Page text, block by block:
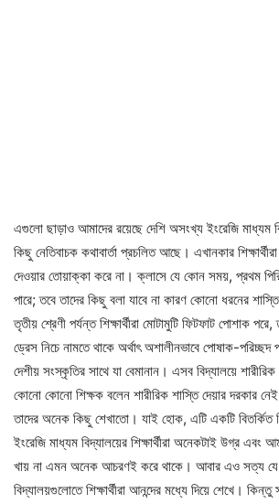
এগুলো ছাড়াও আমাদের রয়েছে দেশি অসংখ্য ইংরেজি মাধ্যম
কিছু নেতিবাচক কথাবার্তা প্রচলিত আছে। এখানকার
দেওয়ার তোয়াক্কা করে না। ক্লাসে যে কোন সময়, প্রথম
পারে; তবে তাদের কিছু বলা যাবে না কারণ কোনো ধরনের
তৃতীয় শ্রেণী পর্যন্ত শিক্ষার্থীরা মোটামুটি ফিটফাট পোশাক
ড্রেস নিচে নামতে থাকে অর্থাৎ অশালীনভাবে পোষাক-
দেশীয় সংস্কৃতির সাথে যা বেমানান। এসব বিদ্যালয়ে
কোনো কোনো শিক্ষক বলেন শারীরিক শাস্তি দেয়ার দরকার
তাদের অনেক কিছু শেখাতো। যাই হোক, এটি একটি
ইংরেজি মাধ্যম বিদ্যালয়ের শিক্ষার্থীরা অনেকটাই উগ্র এবং
খায় না এমন অনেক আচরণই করে থাকে। আবার এও সত্য যে,
বিদ্যালয়গুলোতে শিক্ষার্থীরা আনন্দের মধ্যে দিয়ে শেখে।